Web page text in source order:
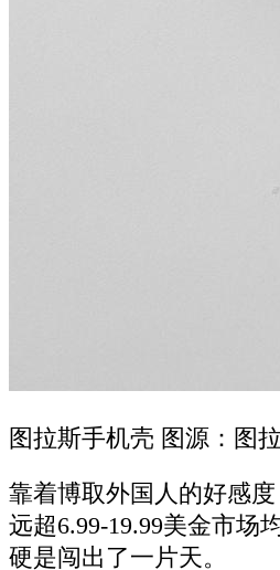
图拉斯手机壳 图源：图
靠着博取外国人的好感度
远超6.99-19.99美金市场
硬是闯出了一片天。